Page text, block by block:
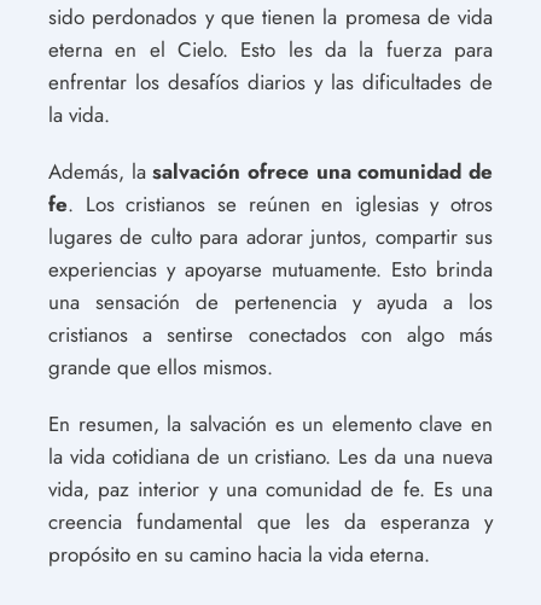
sido perdonados y que tienen la promesa de vida
eterna en el Cielo. Esto les da la fuerza para
enfrentar los desafíos diarios y las dificultades de
la vida.
Además, lasalvación ofrece una comunidad de
fe. Los cristianos se reúnen en iglesias y otros
lugares de culto para adorar juntos, compartir sus
experiencias y apoyarse mutuamente. Esto brinda
una sensación de pertenencia y ayuda a los
cristianos a sentirse conectados con algo más
grande que ellos mismos.
En resumen, la salvación es un elemento clave en
la vida cotidiana de un cristiano. Les da una nueva
vida, paz interior y una comunidad de fe. Es una
creencia fundamental que les da esperanza y
propósito en su camino hacia la vida eterna.